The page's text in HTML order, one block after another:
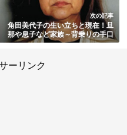
次の記事
角田美代子の生い立ちと現在！旦
那や息子など家族～背乗りの手口
まとめ
ーリンク